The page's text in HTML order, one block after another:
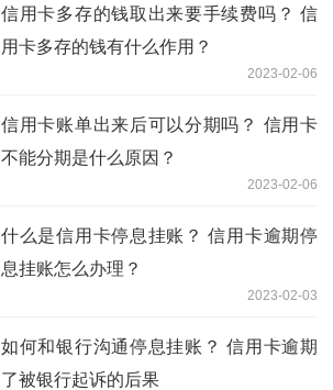
信用卡多存的钱取出来要手续费吗？ 信
用卡多存的钱有什么作用？
2023-02-06
信用卡账单出来后可以分期吗？ 信用卡
不能分期是什么原因？
2023-02-06
什么是信用卡停息挂账？ 信用卡逾期停
息挂账怎么办理？
2023-02-03
如何和银行沟通停息挂账？ 信用卡逾期
了被银行起诉的后果